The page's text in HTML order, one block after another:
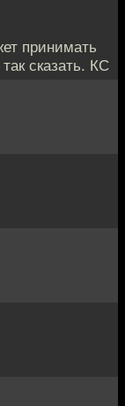
принимать
сказать. КС